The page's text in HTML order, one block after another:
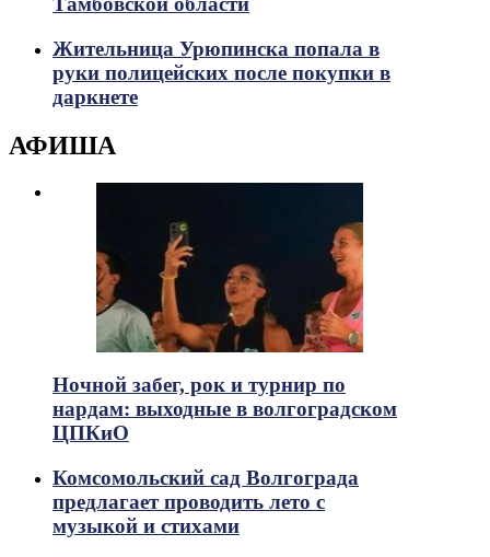
Жительница Урюпинска попала в
руки полицейских после покупки в
даркнете
АФИША
Ночной забег, рок и турнир по
нардам: выходные в волгоградском
ЦПКиО
Комсомольский сад Волгограда
предлагает проводить лето с
музыкой и стихами